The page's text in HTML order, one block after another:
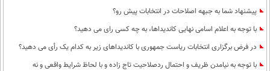
پیشنهاد شما به جبهه اصلاحات در انتخابات پیش رو؟
با توجه به اعلام اسامی نهایی کاندیداها، به چه کسی رای می دهید؟
در فرض برگزاری انتخابات ریاست جمهوری با کاندیداهای زیر به کدام یک رأی می دهید؟
با توجه به نیامدن ظریف و احتمال ردصلاحیت تاج زاده و با لحاظ شرایط واقعی و نه